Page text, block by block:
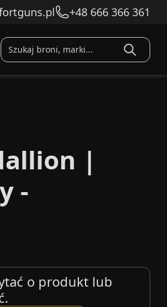
+48 666 366 361
|
-
o produkt lub